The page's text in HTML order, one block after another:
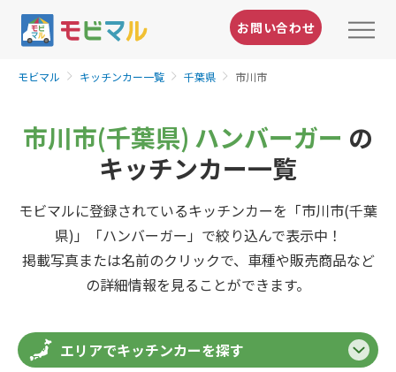
お問い合わせ
モビマル キッチンカー一覧 千葉県 市川市
市川市(千葉県) ハンバーガー の
キッチンカー一覧
モビマルに登録されているキッチンカーを「市川市(千葉
県)」「ハンバーガー」で絞り込んで表示中！
掲載写真または名前のクリックで、車種や販売商品など
の詳細情報を見ることができます。
エリアでキッチンカーを探す